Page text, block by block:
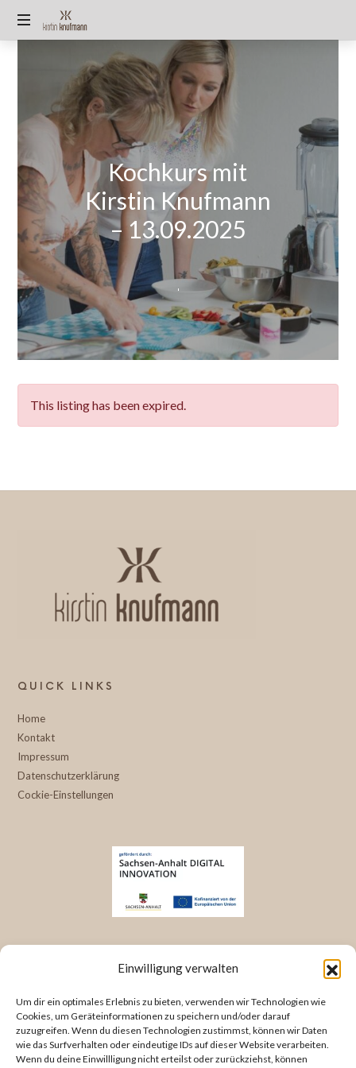
Einwilligung verwalten
Um dir ein optimales Erlebnis zu bieten, verwenden wir Technologien wie
Cookies, um Geräteinformationen zu speichern und/oder darauf
zuzugreifen. Wenn du diesen Technologien zustimmst, können wir Daten
wie das Surfverhalten oder eindeutige IDs auf dieser Website verarbeiten.
Wenn du deine Einwillligung nicht erteilst oder zurückziehst, können
KIRSTIN
KNUFMANN
Germany
2025/26
TOP90
Algen-
Expertin
Unternehmerin
|
Autorin
Wissenschaftskommunikation
Mutter
@pureraw.de
Knufmann
Cosmeceuticals
Kochkurs mit
Kirstin Knufmann
– 13.09.2025
This listing has been expired.
QUICK LINKS
Home
Kontakt
Impressum
Datenschutzerklärung
Cockie-Einstellungen
KONTAKT INFORMATIONEN
Bergstraße 23
38486 Klötze
Deutschland/ Germany
Tel: +49 3909 473 68 66